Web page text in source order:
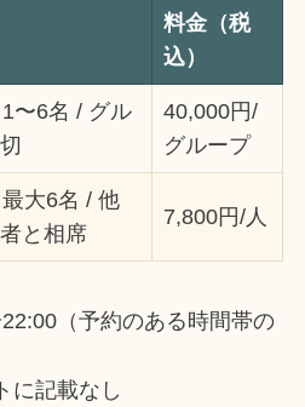
料金（税
込）
〜6名 / グル
40,000円/
グループ
大6名 / 他
と相席
7,800円/人
（予約のある時間帯の
に記載なし